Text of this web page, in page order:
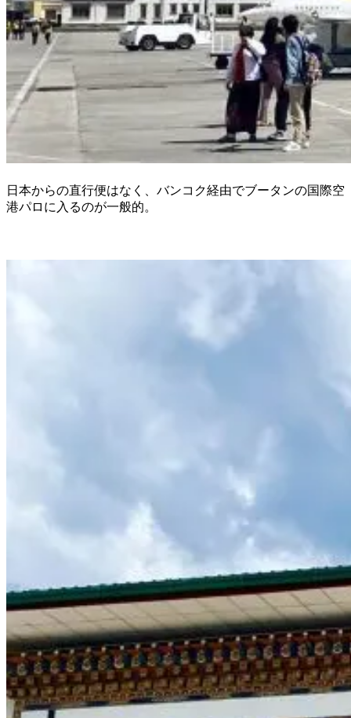
日本からの直行便はなく、バンコク経由でブータンの国際空
港パロに入るのが一般的。